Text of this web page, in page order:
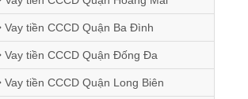
Vay tiền CCCD Quận Ba Đình
Vay tiền CCCD Quận Đống Đa
Vay tiền CCCD Quận Long Biên